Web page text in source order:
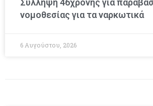
Σύλληψη 46χρονης για
νομοθεσίας για τα ναρκωτικά
6 Αυγούστου, 2026